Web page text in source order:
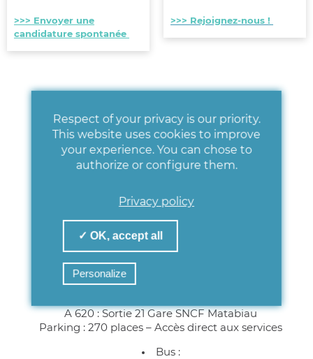
>>> Envoyer une
candidature spontanée
>>> Rejoignez-nous !
29 RUE ÉMILE LECRIVAIN - TOULOUSE
Accueil ouvert de 7h30 à 19h30
Venir à la clinique
A 620 : Sortie 21 Gare SNCF Matabiau
Parking : 270 places – Accès direct aux services
Bus :
Respect of your privacy is our priority.
This website uses cookies to improve
your experience. You can chose to
authorize or configure them.
Privacy policy
✓ OK, accept all
Personalize